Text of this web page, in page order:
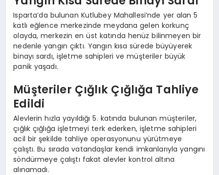
Isparta’da bulunan Kutlubey Mahallesi’nde yer alan 5
katlı eğlence merkezinde meydana gelen korkunç
olayda, merkezin en üst katında henüz bilinmeyen bir
nedenle yangın çıktı. Yangın kısa sürede büyüyerek
binayı sardı, işletme sahipleri ve müşteriler büyük
panik yaşadı.
Müşteriler Çığlık Çığlığa Tahliye
Edildi
Alevlerin hızla yayıldığı 5. katında bulunan müşteriler,
çığlık çığlığa işletmeyi terk ederken, işletme sahipleri
acil bir şekilde tahliye operasyonunu yürütmeye
çalıştı. Bu sırada vatandaşlar kendi imkanlarıyla yangını
söndürmeye çalıştı fakat alevler kontrol altına
alınamadı.